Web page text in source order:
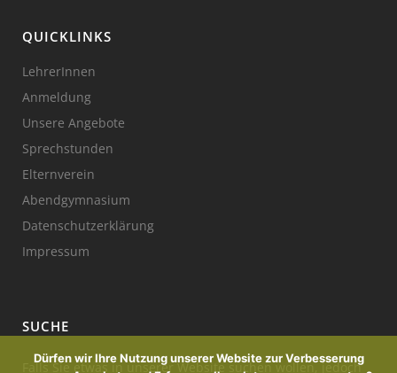
QUICKLINKS
LehrerInnen
Anmeldung
Unsere Angebote
Sprechstunden
Elternverein
Abendgymnasium
Datenschutzerklärung
Impressum
SUCHE
Falls Sie etwas in unserer Website suchen wollen, jedoch
Dürfen wir Ihre Nutzung unserer Website zur Verbesserung